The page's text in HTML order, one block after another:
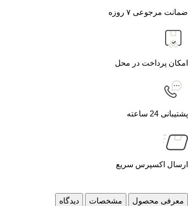
ضمانت مرجوعی ۷ روزه
امکان پرداخت در محل
پشتیبانی 24 ساعته
ارسال اکسپرس سریع
معرفی محصول مشخصات دیدگاه